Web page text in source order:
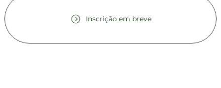
Inscrição em breve